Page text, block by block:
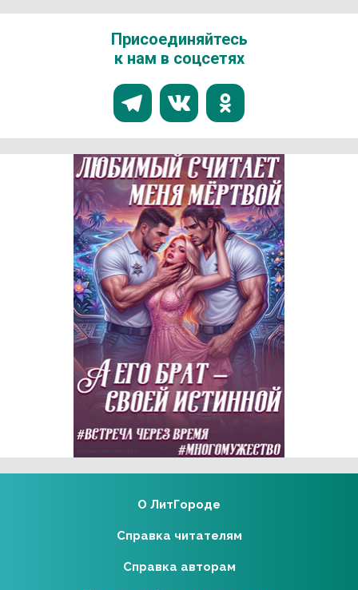
Присоединяйтесь
к нам в соцсетях
Реклама 16+ АО «ЛитГород»
О ЛитГороде
Справка читателям
Справка авторам